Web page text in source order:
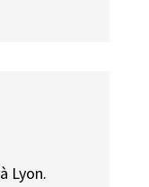
Lyon.